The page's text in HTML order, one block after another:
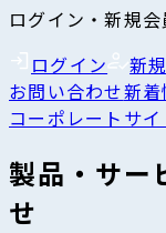
ログイン・新規
ログイン
新
お問い合わせ新
コーポレートサイ
製品・サー
せ